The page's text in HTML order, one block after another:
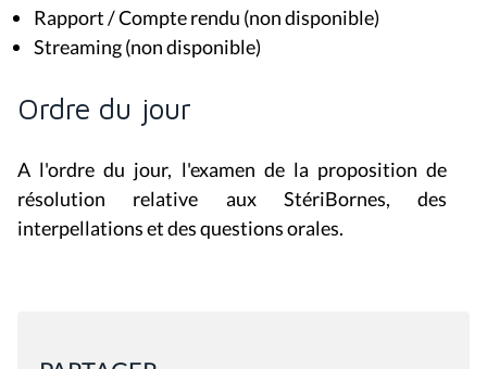
Rapport / Compte rendu (non disponible)
Streaming (non disponible)
Ordre du jour
A l'ordre du jour, l'examen de la proposition de
résolution relative aux StériBornes, des
interpellations et des questions orales.